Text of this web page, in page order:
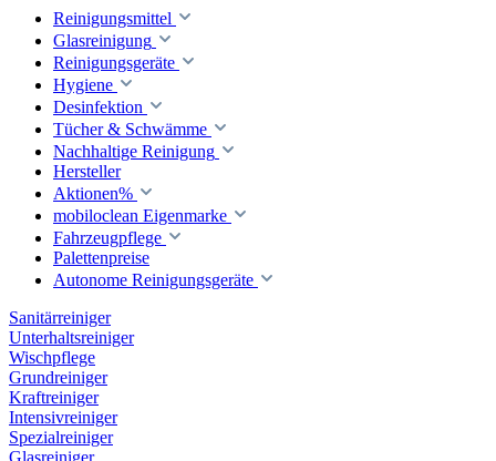
Reinigungsmittel
Glasreinigung
Reinigungsgeräte
Hygiene
Desinfektion
Tücher & Schwämme
Nachhaltige Reinigung
Hersteller
Aktionen%
mobiloclean Eigenmarke
Fahrzeugpflege
Palettenpreise
Autonome Reinigungsgeräte
Sanitärreiniger
Unterhaltsreiniger
Wischpflege
Grundreiniger
Kraftreiniger
Intensivreiniger
Spezialreiniger
Glasreiniger